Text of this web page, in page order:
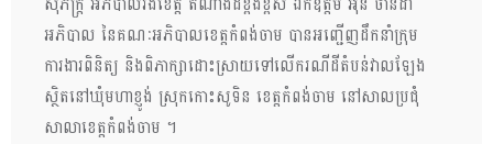
អភិបាល នៃគណៈអភិបាលខេត្ដកំពង់ចាម បានអញ្ជេីញដឹកនាំក្រុម
ការងារពិនិត្យ និងពិភាក្សាដោះស្រាយទៅលេីករណីដីតំបន់វាលឡែង
ស្ថិតនៅឃុំមហាខ្ញូង់ ស្រុកកោះសូទិន ខេត្ដកំពង់ចាម នៅសាលប្រជុំ
សាលាខេត្ដកំពង់ចាម ។